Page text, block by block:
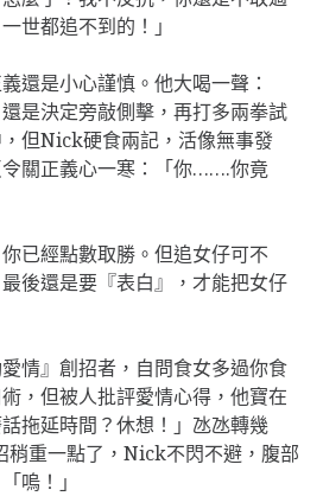
世都追不到的！」
還是小心謹慎。他大喝一聲：
還是決定旁敲側擊，再打多兩拳試
但Nick硬食兩記，活像無事發
關正義心一寒：「你…….你竟
你已經點數取勝。但追女仔可不
後還是要『表白』，才能把女仔
情』創招者，自問食女多過你食
，但被人批評愛情心得，他寶在
拖延時間？休想！」氹氹轉幾
重一點了，Nick不閃不避，腹部
嗚！」